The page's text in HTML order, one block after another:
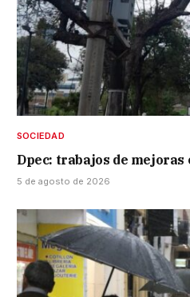
SOCIEDAD
Dpec: trabajos de
5 de agosto de 2026